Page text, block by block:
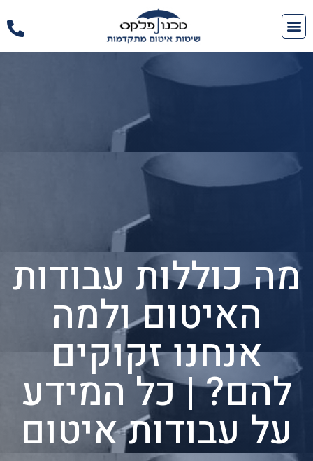
מה כוללות עבודות
האיטום ולמה
אנחנו זקוקים
להם? | כל המידע
על עבודות איטום